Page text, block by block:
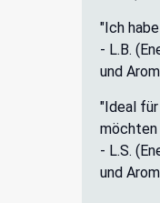
"Ich
- L.B.
und
"Ideal
möchten
- L.S.
und